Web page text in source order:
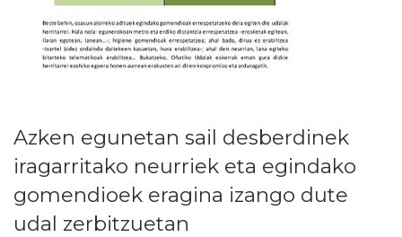
Azken egunetan sail desberdinek
iragarritako neurriek eta egindako
gomendioek eragina izango dute
udal zerbitzuetan